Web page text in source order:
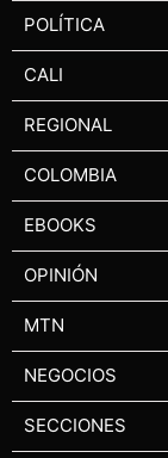
POLÍTICA
CALI
REGIONAL
COLOMBIA
EBOOKS
OPINIÓN
MTN
NEGOCIOS
SECCIONES